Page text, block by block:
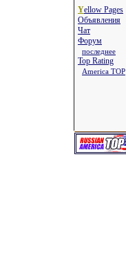
Yellow Pages
Объявления
Чат
Форум
последнее
Top Rating
America TOP